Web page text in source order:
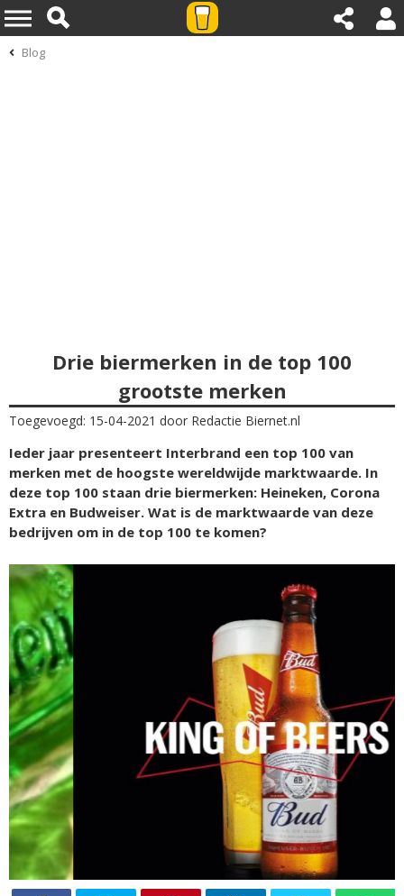
Blog
Drie biermerken in de top 100
grootste merken
Toegevoegd: 15-04-2021 door Redactie Biernet.nl
Ieder jaar presenteert Interbrand een top 100 van
merken met de hoogste wereldwijde marktwaarde. In
deze top 100 staan drie biermerken: Heineken, Corona
Extra en Budweiser. Wat is de marktwaarde van deze
bedrijven om in de top 100 te komen?